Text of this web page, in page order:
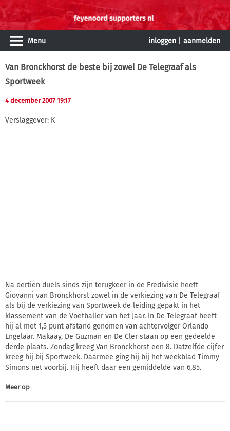
Menu inloggen aanmelden
Van Bronckhorst de beste bij zowel De Telegraaf als
Sportweek
4 december 2007 19:17
Verslaggever: K
Na dertien duels sinds zijn terugkeer in de Eredivisie heeft
Giovanni van Bronckhorst zowel in de verkiezing van De Telegraaf
als bij de verkiezing van Sportweek de leiding gepakt in het
klassement van de Voetballer van het Jaar. In De Telegraaf heeft
hij al met 1,5 punt afstand genomen van achtervolger Orlando
Engelaar. Makaay, De Guzman en De Cler staan op een gedeelde
derde plaats. Zondag kreeg Van Bronckhorst een 8. Datzelfde cijfer
kreeg hij bij Sportweek. Daarmee ging hij bij het weekblad Timmy
Simons net voorbij. Hij heeft daar een gemiddelde van 6,85.
Meer op